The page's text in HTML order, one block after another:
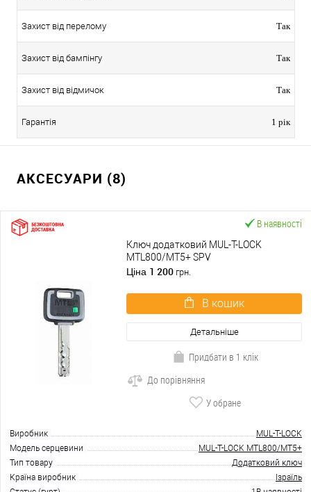
Захист від перелому Так
Захист від бампінгу Так
Захист від відмичок Так
Гарантія 1 рік
АКСЕСУАРИ (8)
В наявності
Ключ додатковий MUL-T-LOCK
MTL800/MT5+ SPV
Ціна 1 200 грн.
В кошик
Детальніше
Придбати в 1 клік
До порівняння
У обране
Виробник
MUL-T-LOCK
Модель серцевини
MUL-T-LOCK MTL800/MT5+
Тип товару
Додатковий ключ
Країна виробник
Ізраїль